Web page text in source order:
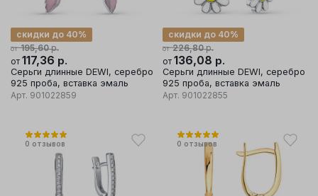
от 195,60р.
скидки до 40%
от 117,36 р.
Серьги длинные DEWI, серебро
925 проба, вставка эмаль
Арт. 901022859
от 226,80р.
скидки до 40%
от 136,08 р.
Серьги длинные DEWI, серебро
925 проба, вставка эмаль
Арт. 901022855
0 отзывов 0 отзывов